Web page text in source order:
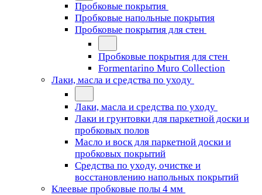
Пробковые покрытия
Пробковые напольные покрытия
Пробковые покрытия для стен
Пробковые покрытия для стен
Formentarino Muro Collection
Лаки, масла и средства по уходу
Лаки, масла и средства по уходу
Лаки и грунтовки для паркетной доски и
пробковых полов
Масло и воск для паркетной доски и
пробковых покрытий
Средства по уходу, очистке и
восстановлению напольных покрытий
Клеевые пробковые полы 4 мм